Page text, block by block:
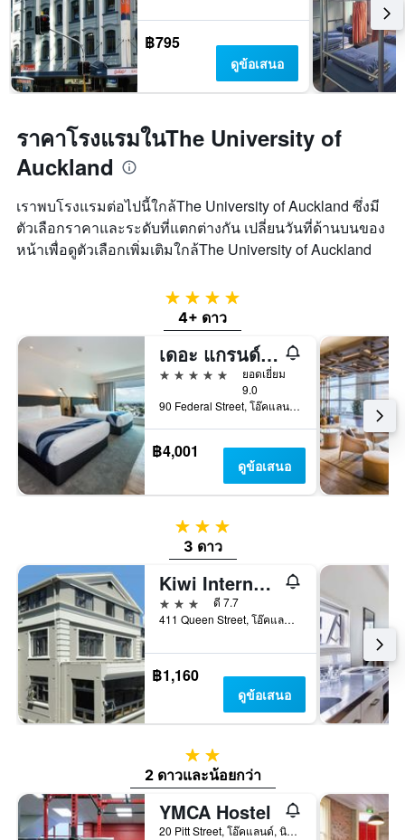
฿795
ดูข้อเสนอ
ราคาโรงแรมในThe University of
Auckland
เราพบโรงแรมต่อไปนี้ใกล้The University of Auckland ซึ่งมี
ตัวเลือกราคาและระดับที่แตกต่างกัน เปลี่ยนวันที่ด้านบนของ
หน้าเพื่อดูตัวเลือกเพิ่มเติมใกล้The University of Auckland
4 ดาว
4+ ดาว
เดอะ แกรนด์ บาย สกายซิตี้
5 ดาว
ยอดเยี่ยม
9.0
90 Federal Street, โอ๊คแลนด์, นิวซีแลนด์
฿4,001
ดูข้อเสนอ
3 ดาว
3 ดาว
Kiwi International Hotel
3 ดาว
ดี 7.7
411 Queen Street, โอ๊คแลนด์, นิวซีแลนด์
฿1,160
ดูข้อเสนอ
2 ดาว
2 ดาวและน้อยกว่า
YMCA Hostel
20 Pitt Street, โอ๊คแลนด์, นิวซีแลนด์